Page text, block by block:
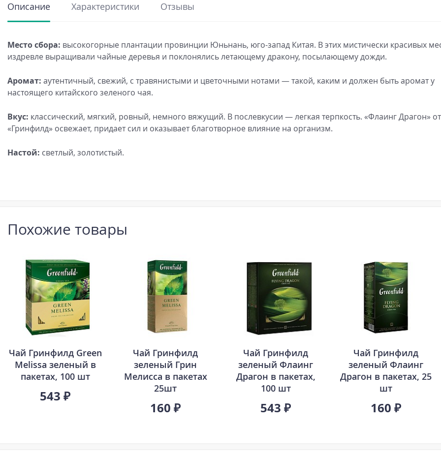
Описание Характеристики Отзывы
Место сбора: высокогорные плантации провинции Юньнань, юго-запад Китая. В этих мистически красивых
издревле выращивали чайные деревья и поклонялись летающему дракону, посылающему дожди.
Аромат: аутентичный, свежий, с травянистыми и цветочными нотами — такой, каким и должен быть аромат у
настоящего китайского зеленого чая.
Вкус: классический, мягкий, ровный, немного вяжущий. В послевкусии — легкая терпкость. «Флаинг Драгон» от
«Гринфилд» освежает, придает сил и оказывает благотворное влияние на организм.
Настой: светлый, золотистый.
Похожие товары
Чай Гринфилд Green
Melissa зеленый в
пакетах, 100 шт
543 ₽
Чай Гринфилд
зеленый Грин
Мелисса в пакетах
25шт
160 ₽
Чай Гринфилд
зеленый Флаинг
Драгон в пакетах,
100 шт
543 ₽
Чай Гринфилд
зеленый Флаинг
Драгон в пакетах, 25
шт
160 ₽